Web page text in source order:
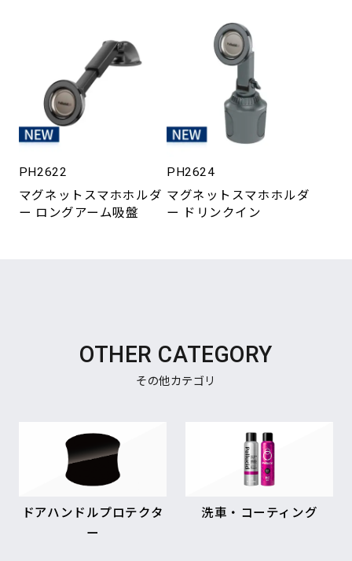
PH2622
マグネットスマホホルダ
ー ロングアーム吸盤
PH2624
マグネットスマホホルダ
ー ドリンクイン
OTHER CATEGORY
その他カテゴリ
ドアハンドルプロテクタ
ー
洗車・コーティング